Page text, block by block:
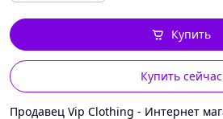
Купить сейчас
Купить